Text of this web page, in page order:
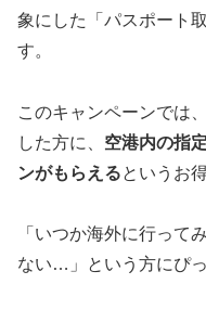
象にした「パスポート
す。
このキャンペーンでは
した方に、 空港内の指
ンがもらえるというお
「いつか海外に行って
ない…」という方にぴ